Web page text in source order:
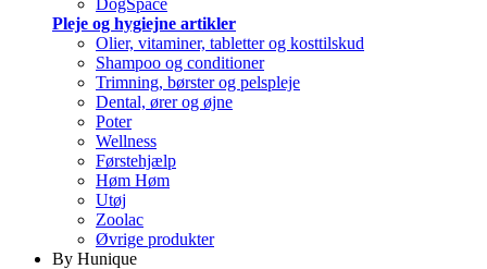
DogSpace
Pleje og hygiejne artikler
Olier, vitaminer, tabletter og kosttilskud
Shampoo og conditioner
Trimning, børster og pelspleje
Dental, ører og øjne
Poter
Wellness
Førstehjælp
Høm Høm
Utøj
Zoolac
Øvrige produkter
By Hunique